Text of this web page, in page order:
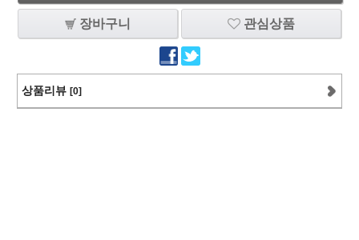
장바구니 관심상품
상품리뷰 [0]